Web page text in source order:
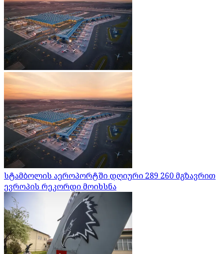
სტამბოლის აეროპორტში დღიური 289 260 მგზავრით
ევროპის რეკორდი მოიხსნა